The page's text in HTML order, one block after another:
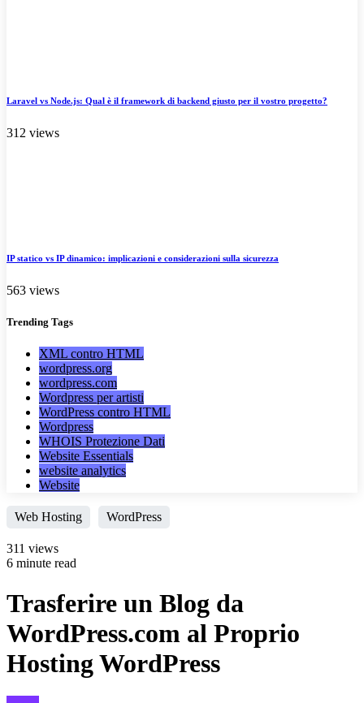
Laravel vs Node.js: Qual è il framework di backend giusto per il vostro progetto?
312 views
IP statico vs IP dinamico: implicazioni e considerazioni sulla sicurezza
563 views
Trending Tags
XML contro HTML
wordpress.org
wordpress.com
Wordpress per artisti
WordPress contro HTML
Wordpress
WHOIS Protezione Dati
Website Essentials
website analytics
Website
Web Hosting WordPress
311 views
6 minute read
Trasferire un Blog da
WordPress.com al Proprio
Hosting WordPress